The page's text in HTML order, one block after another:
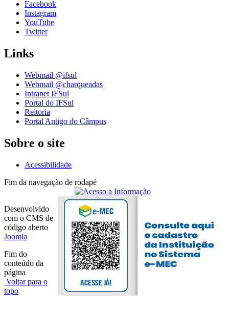
Facebook
Instagram
YouTube
Twitter
Links
Webmail @ifsul
Webmail @charqueadas
Intranet IFSul
Portal do IFSul
Reitoria
Portal Antigo do Câmpus
Sobre o site
Acessibilidade
Fim da navegação de rodapé
Desenvolvido
com o CMS de
código aberto
Joomla
Fim do
conteúdo da
página
Voltar para o
topo